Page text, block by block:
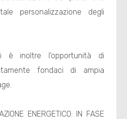
personalizzazione degli
è inoltre l'opportunità di
fondaci di ampia
ENERGETICO: IN FASE